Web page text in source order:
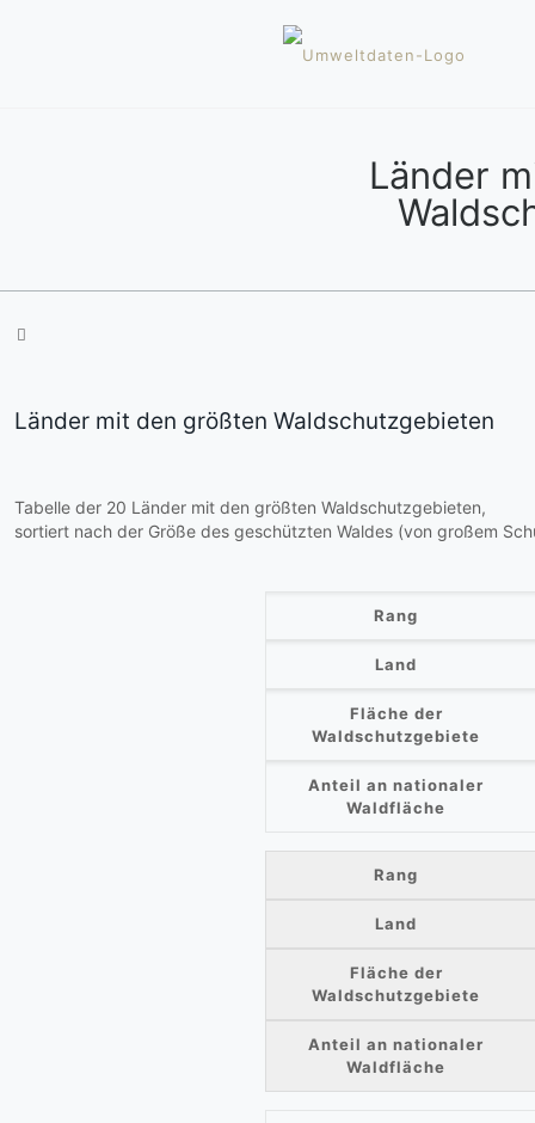
Länder
Länder mit den größten Waldschutzgebieten
Tabelle der 20 Länder mit den größten Waldschutzgebieten,
sortiert nach der Größe des geschützten Waldes (von großem